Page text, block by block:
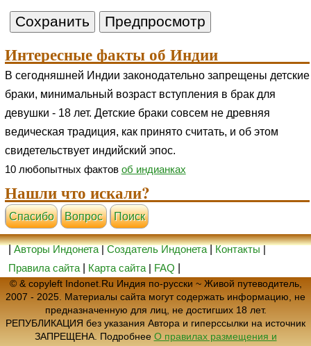
Интересные факты об Индии
В сегодняшней Индии законодательно запрещены детские
браки, минимальный возраст вступления в брак для
девушки - 18 лет. Детские браки совсем не древняя
ведическая традиция, как принято считать, и об этом
свидетельствует индийский эпос.
10 любопытных фактов об индианках
Нашли что искали?
Cпасибо Вопрос Поиск
|Авторы Индонета|Создатель Индонета|Контакты|
Правила сайта
Карта сайта | FAQ
© & copyleft Indonet.Ru Индия по-русски ~ Живой путеводитель,
2007 - 2025. Материалы сайта могут содержать информацию, не
предназначенную для лиц, не достигших 18 лет.
РЕПУБЛИКАЦИЯ без указания Автора и гиперссылки на источник
ЗАПРЕЩЕНА. Подробнее О правилах размещения и